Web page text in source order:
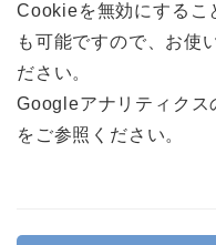
Cookieを無効にするこ
も可能ですので、お使
ださい。
Googleアナリティクス
をご参照ください。